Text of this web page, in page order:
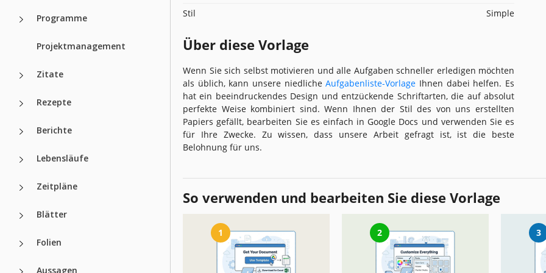
Programme
Projektmanagement
Zitate
Rezepte
Berichte
Lebensläufe
Zeitpläne
Blätter
Folien
Aussagen
Stil Simple
Über diese Vorlage
Wenn Sie sich selbst motivieren und alle Aufgaben schneller erledigen möchten
als üblich, kann unsere niedlicheAufgabenliste-Vorlage Ihnen dabei helfen. Es
hat ein beeindruckendes Design und entzückende Schriftarten, die auf absolut
perfekte Weise kombiniert sind. Wenn Ihnen der Stil des von uns erstellten
Papiers gefällt, bearbeiten Sie es einfach in Google Docs und verwenden Sie es
für Ihre Zwecke. Zu wissen, dass unsere Arbeit gefragt ist, ist die beste
Belohnung für uns.
So verwenden und bearbeiten Sie diese Vorlage
1 2 3